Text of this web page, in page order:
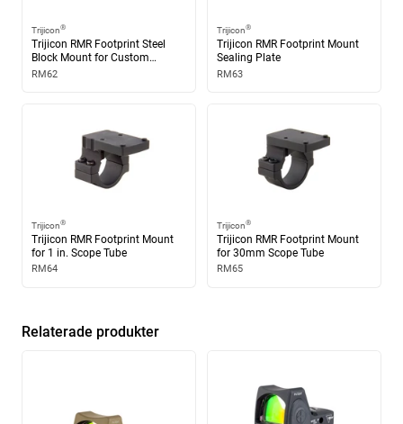
Trijicon®
Trijicon RMR Footprint Steel
Block Mount for Custom
Shaping
RM62
Trijicon®
Trijicon RMR Footprint Mount
Sealing Plate
RM63
Trijicon®
Trijicon RMR Footprint Mount
for 1 in. Scope Tube
RM64
Trijicon®
Trijicon RMR Footprint Mount
for 30mm Scope Tube
RM65
Relaterade produkter